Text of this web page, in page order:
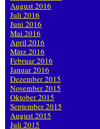
August 2016
Juli 2016
Juni 2016
Mai 2016
April 2016
März 2016
Februar 2016
Januar 2016
Dezember 2015
November 2015
Oktober 2015
September 2015
August 2015
Juli 2015